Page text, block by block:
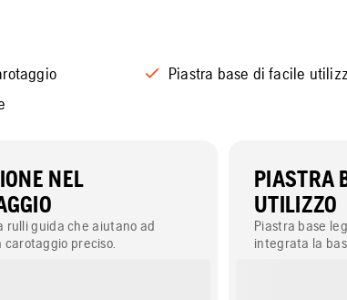
Piastra base di facile
NEL
rulli guida che aiutano ad
preciso.
PIASTRA
UTILIZZO
Piastra base
integrata la